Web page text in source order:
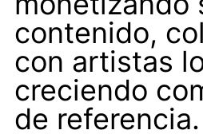
contenido,
con artistas
creciendo
de referencia.